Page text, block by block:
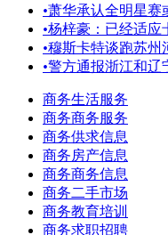
•萧华承认全明星赛
•杨梓豪：已经适应
•穆斯卡特谈跑苏州
•警方通报浙江和辽
商务生活服务
商务商务服务
商务供求信息
商务房产信息
商务商务信息
商务二手市场
商务教育培训
商务求职招聘